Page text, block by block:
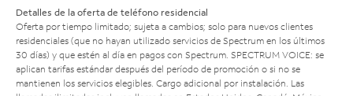
Detalles de la oferta de teléfono residencial
Oferta por tiempo limitado; sujeta a cambios; solo para nuevos clientes
residenciales (que no hayan utilizado servicios de Spectrum en los últimos
30 días) y que estén al día en pagos con Spectrum. SPECTRUM VOICE: se
aplican tarifas estándar después del período de promoción o si no se
mantienen los servicios elegibles. Cargo adicional por instalación. Las